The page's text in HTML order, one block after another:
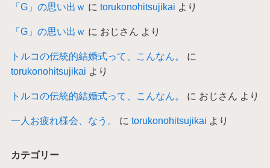
「G」の思い出ｗ に torukonohitsujikai より
「G」の思い出ｗ に おじさん より
トルコの伝統的結婚式って、こんなん。
に
torukonohitsujikai より
トルコの伝統的結婚式って、こんなん。 に おじさん より
一人お疲れ様会、なう。 に torukonohitsujikai より
カテゴリー